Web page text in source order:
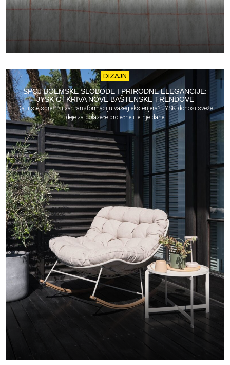
DIZAJN
SPOJ BOEMSKE SLOBODE I PRIRODNE ELEGANCIJE:
JYSK OTKRIVA NOVE BAŠTENSKE TRENDOVE
Da li ste spremni za transformaciju vašeg eksterijera? JYSK donosi sveže
ideje za dolazeće prolećne i letnje dane,